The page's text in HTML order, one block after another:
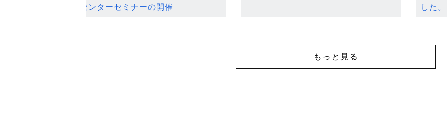
ンセンターセミナーの開催
した。
もっと見る